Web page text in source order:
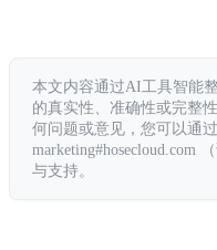
本文内容通过AI工具智能
的真实性、准确性或完整
何问题或意见，您可以通
marketing#hosecloud.com
与支持。